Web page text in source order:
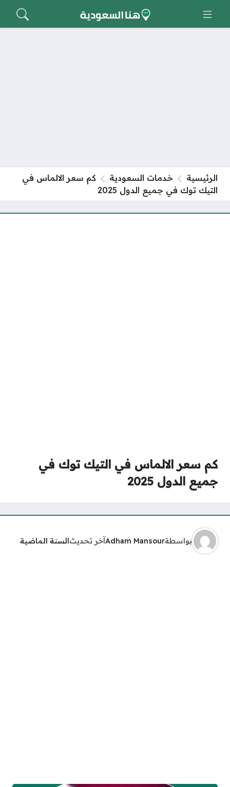
الرئيسية خدمات السعودية
كم سعر الالماس في
التيك توك في جميع الدول 2025
كم سعر الالماس في التيك توك في
جميع الدول 2025
بواسطةAdham Mansourآخر تحديثالسنة الماضية